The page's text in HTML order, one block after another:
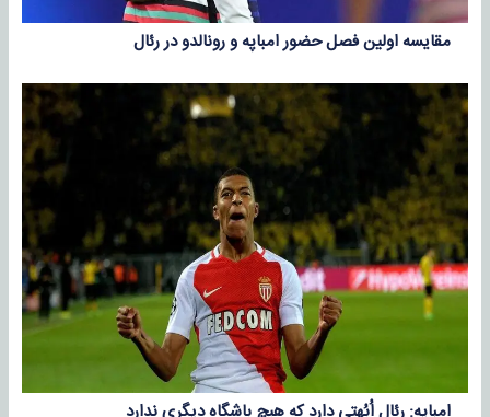
مقایسه اولین فصل حضور امباپه و رونالدو در رئال
امباپه: رئال اُبُهتی دارد که هیچ باشگاه دیگری ندارد